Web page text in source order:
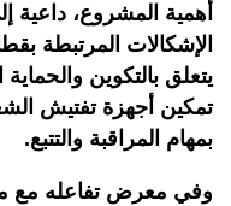
أهمية المشروع،
الإشكالات المرتبطة
يتعلق بالتكوين
تمكين أجهزة تفتيش
بمهام المراقبة والتتبع.
وفي معرض تفاعله مع